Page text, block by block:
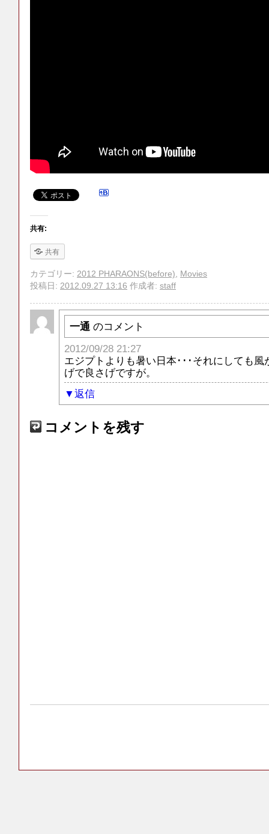
共有:
共有
カテゴリー: 2012 PHARAONS(before)
Movies
投稿日: 2012.09.27 13:16 作成者: staff
一通 のコメント
2012/09/28 21:27
エジプトよりも暑い日本･･･それにしても
げで良さげですが。
返信
コメントを残す